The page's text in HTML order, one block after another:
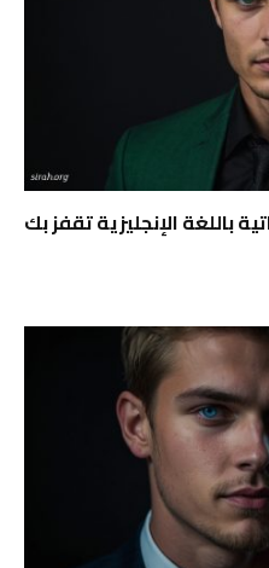
باللغة الإنجليزية تقفز بك